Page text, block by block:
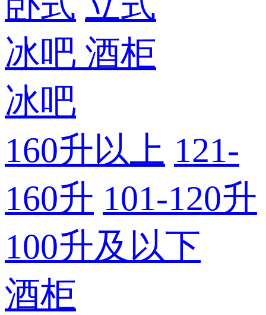
冰吧 酒柜
冰吧
160升以上 121-
160升 101-120升
100升及以下
酒柜